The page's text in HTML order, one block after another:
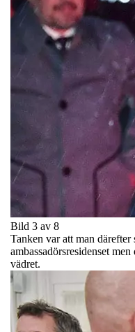
Bild 3 av 8
Tanken var att man
ambassadörsresidenset
vädret.